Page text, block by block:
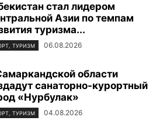
стал лидером
Азии по темпам
туризма...
ТУРИЗМ 06.08.2026
области
санаторно-курортный
«Нурбулак»
ТУРИЗМ 04.08.2026